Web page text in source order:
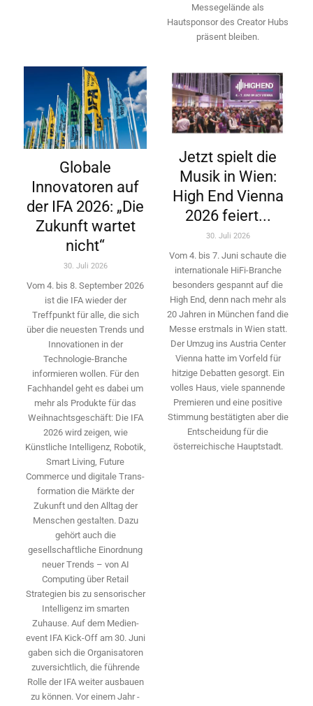
Messegelände als
Hautsponsor des Creator Hubs
präsent bleiben.
Globale
Innovatoren auf
der IFA 2026: „Die
Zukunft wartet
nicht“
30. Juli 2026
Vom 4. bis 8. September 2026
ist die IFA wieder der
Treffpunkt für alle, die sich
über die neuesten Trends und
Innovationen in der
Technologie-­Branche
informieren wollen. Für den
Fachhandel geht es dabei um
mehr als Produkte für das
Weihnachtsgeschäft: Die IFA
2026 wird ­zeigen, wie
Künstliche Intelligenz, Robotik,
Smart Living, Future
Commerce und digitale Trans­
formation die Märkte der
Zukunft und den Alltag der
Menschen gestalten. Dazu
gehört auch die
gesellschaftliche Einordnung
neuer Trends – von AI
Computing über Retail
Strategien bis zu sensorischer
Intelligenz im smarten
Zuhause. Auf dem Medien­
event IFA Kick-Off am 30. Juni
gaben sich die Organisatoren
zuversichtlich, die führende
Rolle der IFA weiter ausbauen
zu können. Vor einem Jahr ­
Jetzt spielt die
Musik in Wien:
High End Vienna
2026 feiert...
30. Juli 2026
Vom 4. bis 7. Juni schaute die
internationale HiFi-Branche
besonders gespannt auf die
High End, denn nach mehr als
20 Jahren in München fand die
Messe erstmals in Wien statt.
Der Umzug ins Austria Center
Vienna hatte im Vorfeld für
hitzige Debatten gesorgt. Ein
volles Haus, viele spannende
Premieren und eine positive
Stimmung bestätigten aber die
Entscheidung für die
österreichische Hauptstadt.